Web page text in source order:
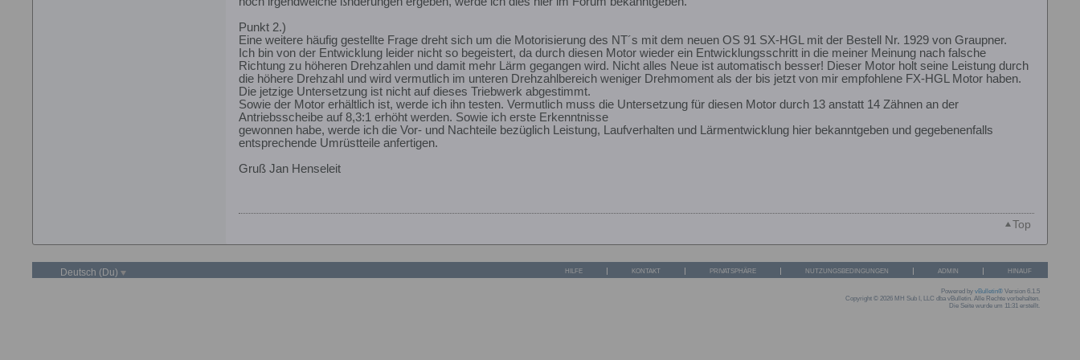
Punkt 2.)
Eine weitere häufig gestellte Frage dreht sich um die Motorisierung des NT´s mit dem neuen OS 91 SX-HGL mit der Bestell Nr. 1929 von Graupner.
Ich bin von der Entwicklung leider nicht so begeistert, da durch diesen Motor wieder ein Entwicklungsschritt in die meiner Meinung nach falsche
Richtung zu höheren Drehzahlen und damit mehr Lärm gegangen wird. Nicht alles Neue ist automatisch besser! Dieser Motor holt seine Leistung durch
die höhere Drehzahl und wird vermutlich im unteren Drehzahlbereich weniger Drehmoment als der bis jetzt von mir empfohlene FX-HGL Motor haben.
Die jetzige Untersetzung ist nicht auf dieses Triebwerk abgestimmt.
Sowie der Motor erhältlich ist, werde ich ihn testen. Vermutlich muss die Untersetzung für diesen Motor durch 13 anstatt 14 Zähnen an der
Antriebsscheibe auf 8,3:1 erhöht werden. Sowie ich erste Erkenntnisse
gewonnen habe, werde ich die Vor- und Nachteile bezüglich Leistung, Laufverhalten und Lärmentwicklung hier bekanntgeben und gegebenenfalls
entsprechende Umrüstteile anfertigen.
Gruß Jan Henseleit
Top
Deutsch (Du) HILFE KONTAKT PRIVATSPHÄRE NUTZUNGSBEDINGUNGEN ADMIN HINAUF
Powered by vBulletin® Version 6.1.5
Copyright © 2026 MH Sub I, LLC dba vBulletin. Alle Rechte vorbehalten.
Die Seite wurde um 11:31 erstellt.